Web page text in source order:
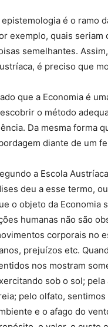
epistemologia é o ramo
exemplo, quais seriam
semelhantes.
é preciso que
que a Economia é
o método
Da mesma forma
diante de um
a Escola
deu a esse termo,
o objeto da Economia
humanas não são
corporais no
prejuízos etc.
nos mostram
sob o sol;
pelo olfato,
e o afago do